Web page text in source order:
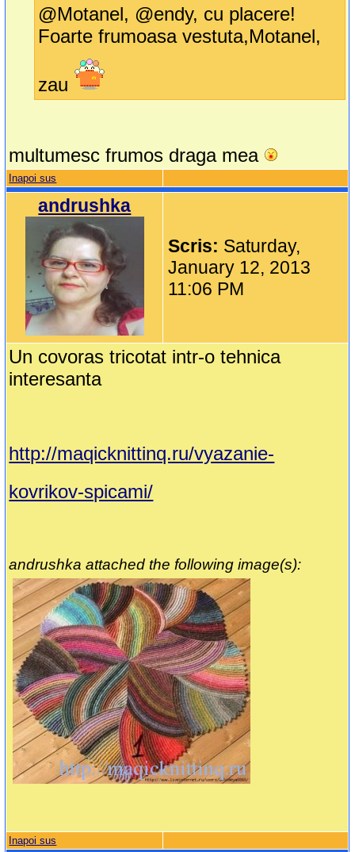
@Motanel, @endy, cu placere!
Foarte frumoasa vestuta,Motanel,
zau
multumesc frumos draga mea
Inapoi sus
andrushka
Scris: Saturday,
January 12, 2013
11:06 PM
Un covoras tricotat intr-o tehnica
interesanta
http://maqicknittinq.ru/vyazanie-
kovrikov-spicami/
andrushka attached the following image(s):
Inapoi sus